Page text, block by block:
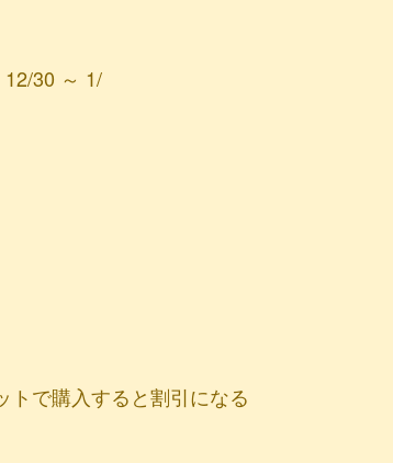
30 ～ 1/
トで購入すると割引になる